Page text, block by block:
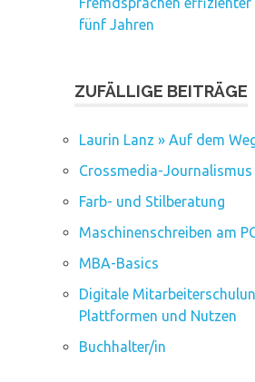
fünf Jahren
ZUFÄLLIGE BEITRÄGE
Laurin Lanz » Auf dem
Crossmedia-Journalismus
Farb- und Stilberatung
Maschinenschreiben am
MBA-Basics
Digitale
Plattformen und Nutzen
Buchhalter/in